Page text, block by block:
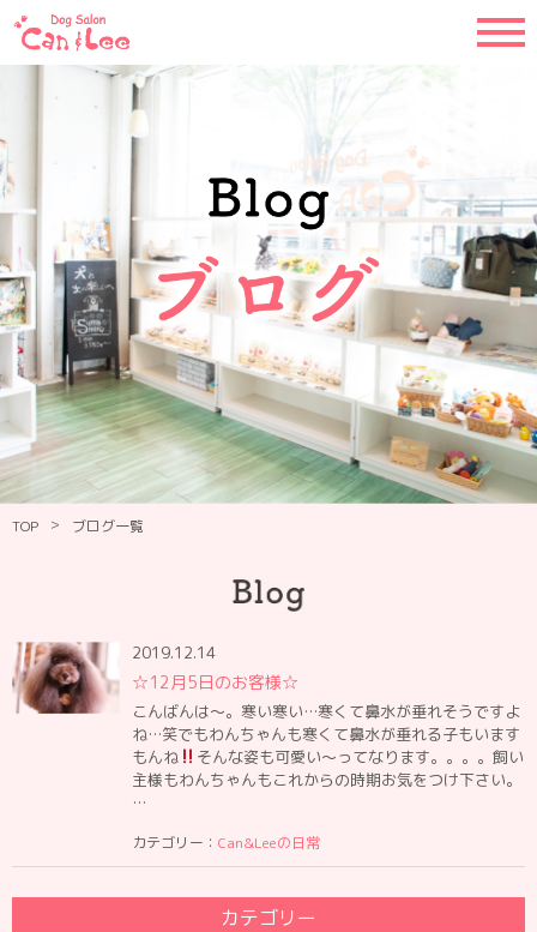
TOP > ブログ一覧
2019.12.14
☆12月5日のお客様☆
こんばんは〜。寒い寒い…寒くて鼻水が垂れそうですよ
ね…笑でもわんちゃんも寒くて鼻水が垂れる子もいます
もんね
そんな姿も可愛い〜ってなります。。。。飼い
主様もわんちゃんもこれからの時期お気をつけ下さい。
…
カテゴリー： Can&Leeの日常
カテゴリー